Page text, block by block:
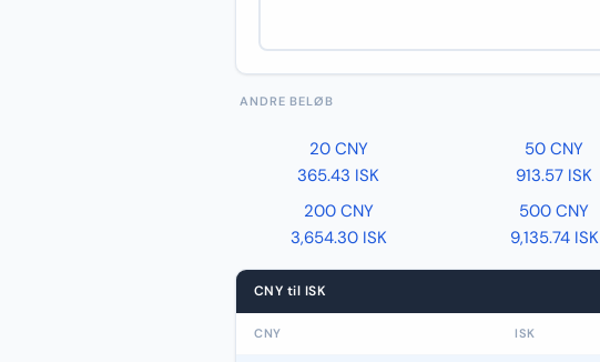
ANDRE BELØB
20 CNY
365.43 ISK
50 CNY
913.57 ISK
200 CNY
3,654.30 ISK
500 CNY
9,135.74 ISK
CNY til ISK
CNY ISK